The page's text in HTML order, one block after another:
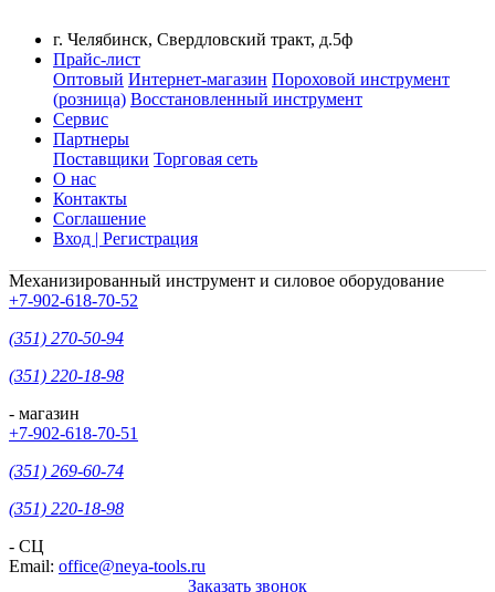
г. Челябинск, Свердловский тракт, д.5ф
Прайс-лист
Оптовый Интернет-магазин Пороховой инструмент
(розница) Восстановленный инструмент
Сервис
Партнеры
Поставщики Торговая сеть
О нас
Контакты
Соглашение
Вход | Регистрация
Механизированный инструмент и силовое оборудование
+7-902-618-70-52
(351) 270-50-94
(351) 220-18-98
- магазин
+7-902-618-70-51
(351) 269-60-74
(351) 220-18-98
- СЦ
Email: office@neya-tools.ru
Заказать звонок